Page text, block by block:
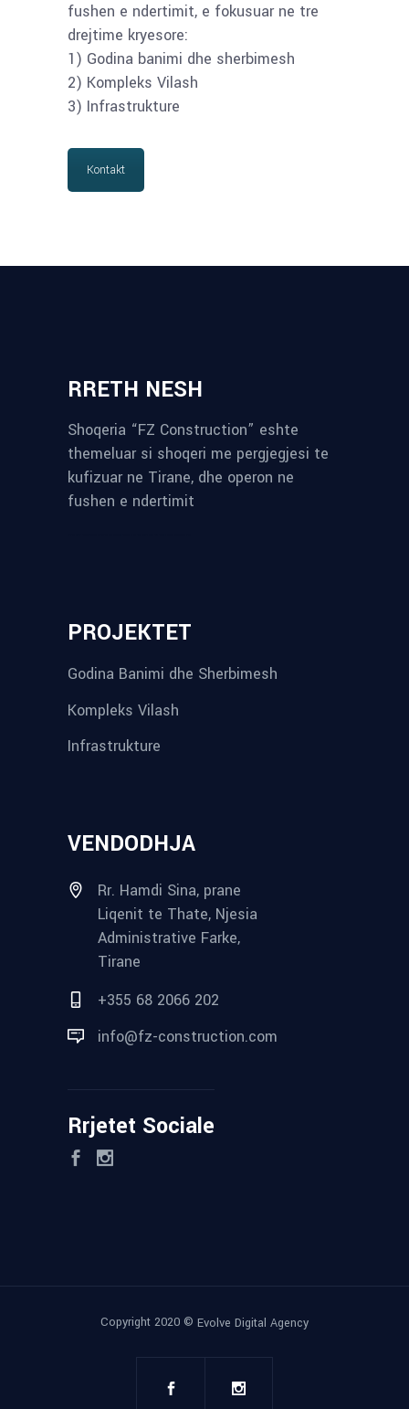
fushen e ndertimit, e fokusuar ne tre
drejtime kryesore:
1) Godina banimi dhe sherbimesh
2) Kompleks Vilash
3) Infrastrukture
Kontakt
RRETH NESH
Shoqeria “FZ Construction” eshte
themeluar si shoqeri me pergjegjesi te
kufizuar ne Tirane, dhe operon ne
fushen e ndertimit
PROJEKTET
Godina Banimi dhe Sherbimesh
Kompleks Vilash
Infrastrukture
VENDODHJA
Rr. Hamdi Sina, prane
Liqenit te Thate, Njesia
Administrative Farke,
Tirane
+355 68 2066 202
info@fz-construction.com
Rrjetet Sociale
Copyright 2020 © Evolve Digital Agency